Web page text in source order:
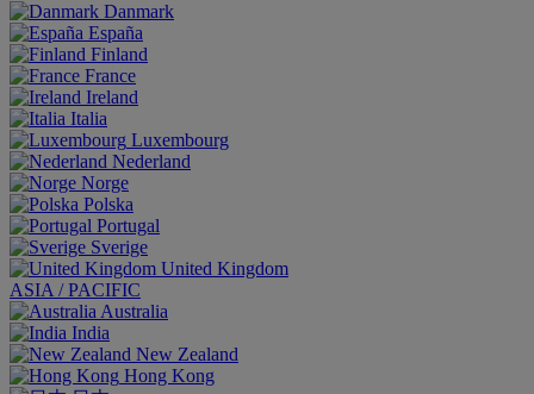
Danmark
España
Finland
France
Ireland
Italia
Luxembourg
Nederland
Norge
Polska
Portugal
Sverige
United Kingdom
ASIA / PACIFIC
Australia
India
New Zealand
Hong Kong